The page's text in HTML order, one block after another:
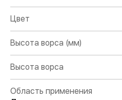
Цвет
Высота ворса (мм)
Высота ворса
Область применения